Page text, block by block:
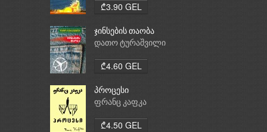
₾3.90 GEL
ჯინსების თაობა
დათო ტურაშვილი
₾4.60 GEL
პროცესი
ფრანც კაფკა
₾4.50 GEL